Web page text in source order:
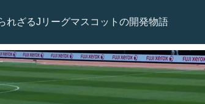
れざるJリーグマスコットの開発物語